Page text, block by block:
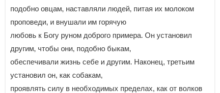
подобно овцам, наставляли людей, питая их молоком
проповеди, и внушали им горячую
любовь к Богу руном доброго примера. Он установил
другим, чтобы они, подобно быкам,
обеспечивали жизнь себе и другим. Наконец, третьим
установил он, как собакам,
проявлять силу в необходимых пределах, как от волков